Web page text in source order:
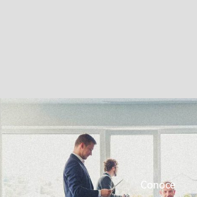
Conoce